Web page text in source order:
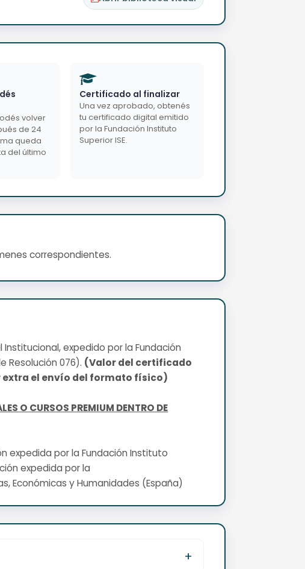
volver
de 24
queda
del último
Certificado al finalizar
Una vez aprobado, obtenés
tu certificado digital emitido
por la Fundación Instituto
Superior ISE.
correspondientes.
expedido por la Fundación
Resolución 076). (Valor del certificado
extra el envío del formato físico)
O CURSOS PREMIUM DENTRO DE
expedida por la Fundación Instituto
expedida por la
Económicas y Humanidades (España)